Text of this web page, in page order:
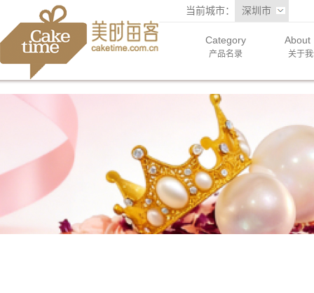
当前城市： 深圳市
Category
产品名录
About
关于